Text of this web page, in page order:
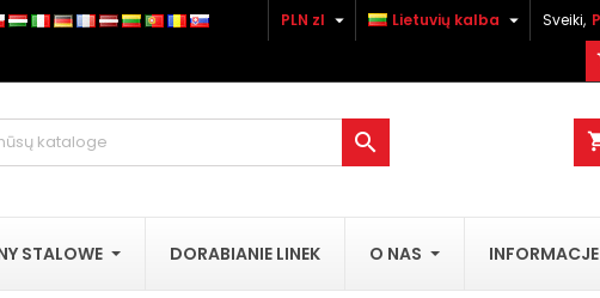
×
×
pavadinimas
Atšaukti Sukurti pageidavimų sąrašą
×
×
prekes savo pageidavimų sąraše, turite būti
Sveiki,
Lietuvių kalba 
PLN zl 

STALOWE DORABIANIE LINEK O NAS INFORMACJE